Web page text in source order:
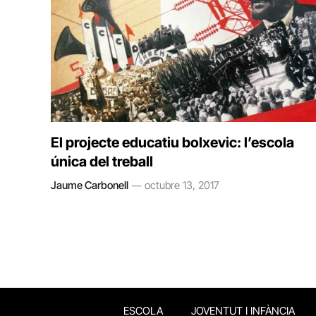
El projecte educatiu bolxevic: l’escola
única del treball
Jaume Carbonell octubre 13, 2017
ESCOLA JOVENTUT I INFÀNCIA